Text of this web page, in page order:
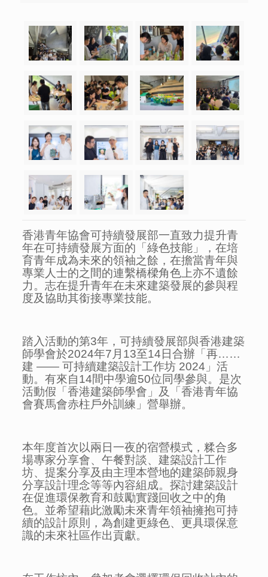
香港青年協會可持續發展部一直致力提升青
年在可持續發展方面的「綠色技能」，在培
育青年成為未來的領袖之餘，在擔當青年與
專業人士的之間的連繫橋樑角色上亦不遺餘
力。志在提升青年在未來建築發展的參與程
度及協助其銜接專業技能。
踏入活動的第3年，可持續發展部與香港建築
師學會於2024年7 月 13至14 日合辦「再……
建 —— 可持續建築設計工作坊 2024 」活
動。有來自14間中學逾50位同學參與。是次
活動假「香港建築師學會」及「香港青年協
會賽馬會赤柱戶外訓練」營舉辦。
本年度首次以兩日一夜的宿營模式，糅合多
場專家分享會、午餐對談、建築設計工作
坊、提案分享及由主理本營地的建築師親身
分享設計理念等等內容組成。探討建築設計
在促進環保教育和鼓勵實踐回收之中的角
色。並希望藉此激勵未來青年領袖擁抱可持
續的設計原則，為創建更綠色、更具環保意
識的未來社區作出貢獻。